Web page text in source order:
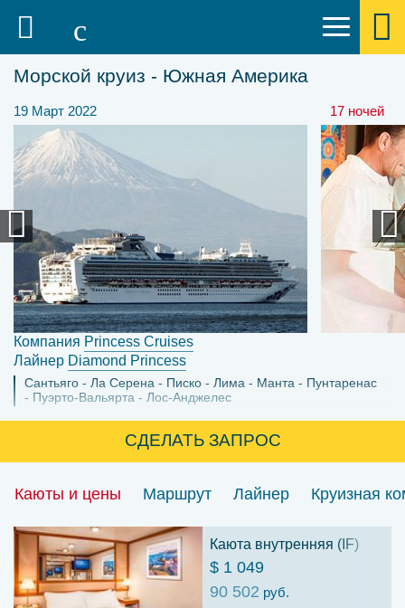
Морской круиз - Южная Америка
19 Март 2022 17 ночей
Компания Princess Cruises
Лайнер Diamond Princess
Сантьяго Ла Серена Писко Лима Манта
Пунтаренас
Пуэрто-Вальярта
Лос-Анджелес
СДЕЛАТЬ ЗАПРОС
Каюты и цены Маршрут Лайнер Круизная
Каюта внутренняя (IF)
$ 1 049
90 502 руб.